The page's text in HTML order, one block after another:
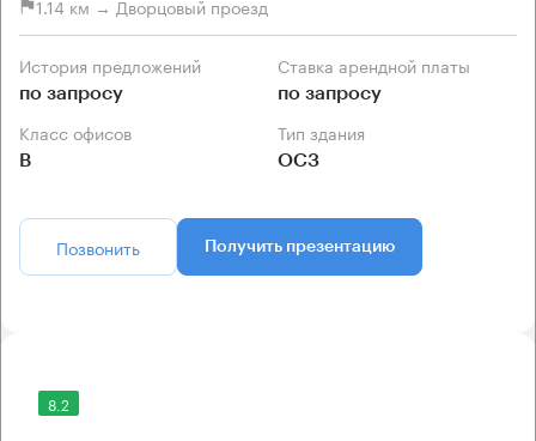
1.14 км → Дворцовый проезд
История предложений
по запросу
Ставка арендной платы
по запросу
Класс офисов
B
Тип здания
ОСЗ
Позвонить Получить презентацию
8.2